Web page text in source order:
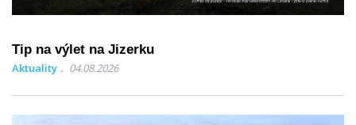
Tip na výlet na Jizerku
Aktuality 04.08.2026